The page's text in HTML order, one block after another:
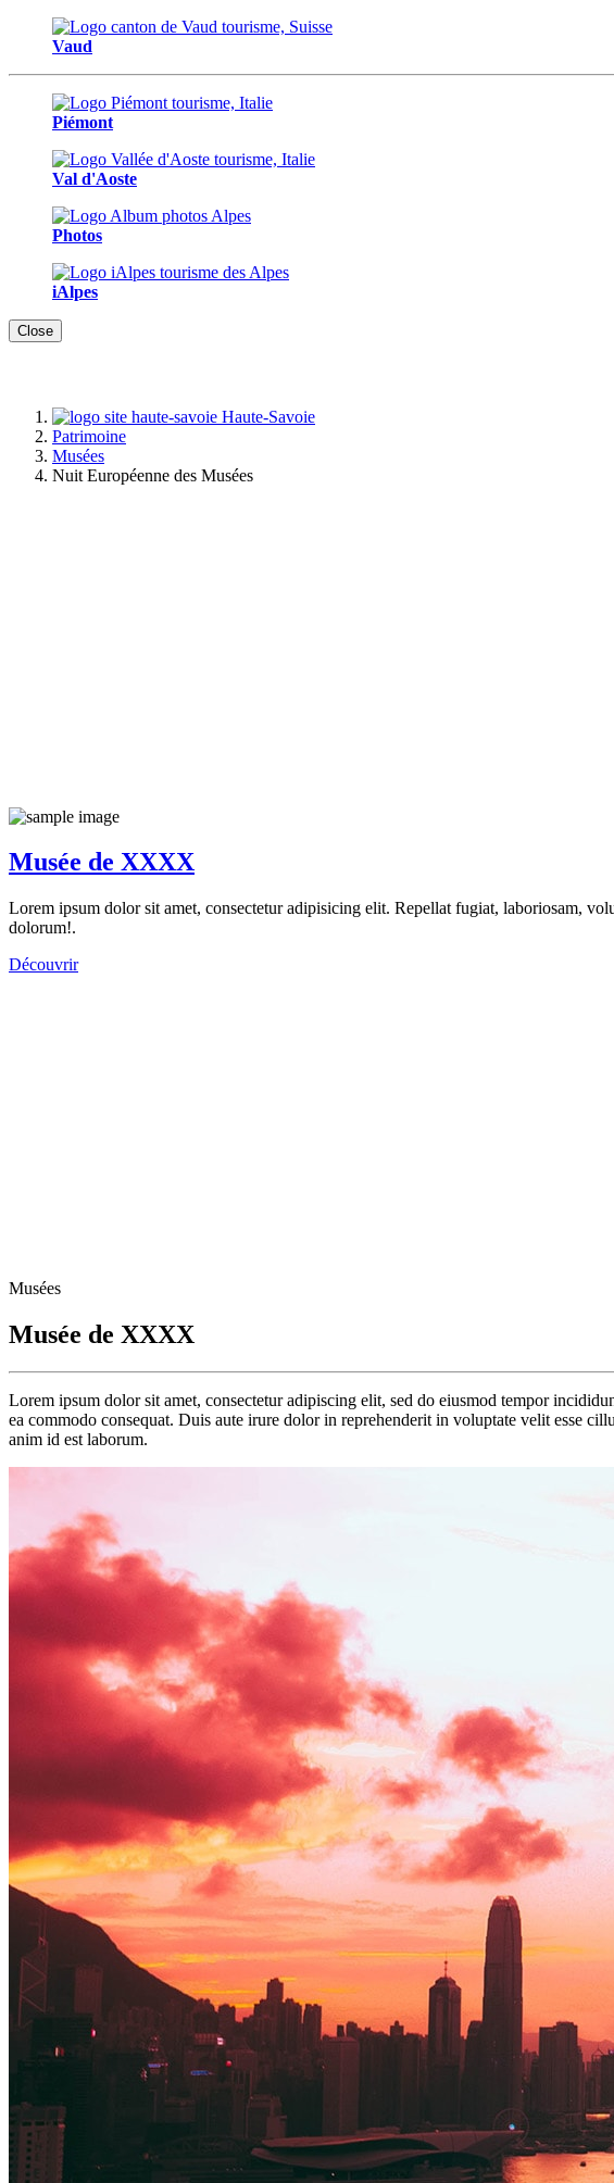
Vaud
Piémont
Val d'Aoste
Photos
iAlpes
Close
Haute-Savoie
Patrimoine
Musées
Nuit Européenne des Musées
Musée de XXXX
Lorem ipsum dolor sit amet, consectetur adipisicing elit. Repellat fugiat, laboriosam,
dolorum!.
Découvrir
Musées
Musée de XXXX
Lorem ipsum dolor sit amet, consectetur adipiscing elit, sed do eiusmod tempor
ea commodo consequat. Duis aute irure dolor in reprehenderit in voluptate velit esse
anim id est laborum.